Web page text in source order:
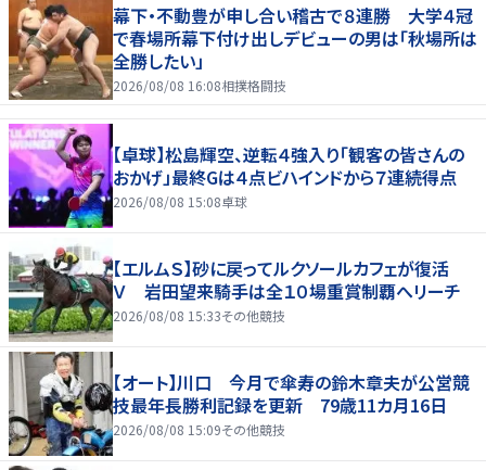
幕下・不動豊が申し合い稽古で８連勝 大学４冠
で春場所幕下付け出しデビューの男は「秋場所は
全勝したい」
2026/08/08 16:08相撲格闘技
【卓球】松島輝空、逆転４強入り「観客の皆さんの
おかげ」最終Gは４点ビハインドから７連続得点
2026/08/08 15:08卓球
【エルムＳ】砂に戻ってルクソールカフェが復活
Ｖ 岩田望来騎手は全１０場重賞制覇へリーチ
2026/08/08 15:33その他競技
【オート】川口 今月で傘寿の鈴木章夫が公営競
技最年長勝利記録を更新 79歳11カ月16日
2026/08/08 15:09その他競技